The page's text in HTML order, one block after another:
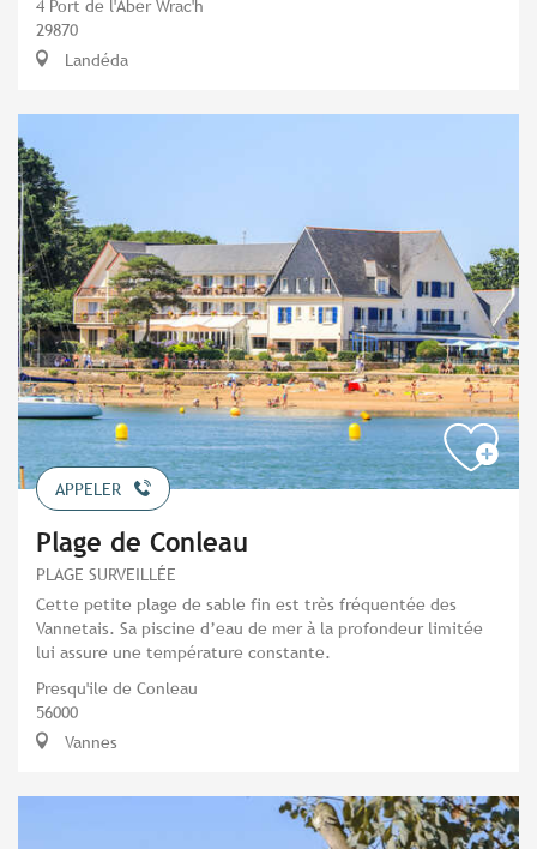
4 Port de l'Aber Wrac'h
29870
Landéda
APPELER
Plage de Conleau
PLAGE SURVEILLÉE
Cette petite plage de sable fin est très fréquentée des
Vannetais. Sa piscine d’eau de mer à la profondeur limitée
lui assure une température constante.
Presqu'ile de Conleau
56000
Vannes